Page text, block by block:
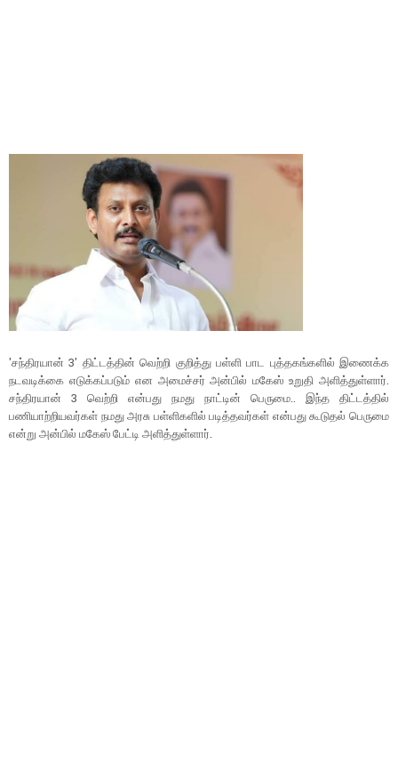
'சந்திரயான் 3′ திட்டத்தின் வெற்றி குறித்து பள்ளி பாட புத்தகங்களில் இணைக்க
நடவடிக்கை எடுக்கப்படும் என அமைச்சர் அன்பில் மகேஸ் உறுதி அளித்துள்ளார்.
சந்திரயான் 3 வெற்றி என்பது நமது நாட்டின் பெருமை.. இந்த திட்டத்தில்
பணியாற்றியவர்கள் நமது அரசு பள்ளிகளில் படித்தவர்கள் என்பது கூடுதல் பெருமை
என்று அன்பில் மகேஸ் பேட்டி அளித்துள்ளார்.